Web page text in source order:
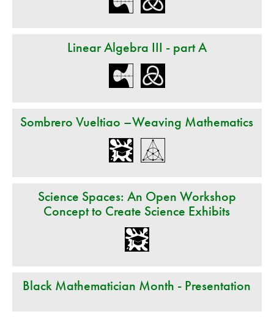
Linear Algebra III - part A
Sombrero Vueltiao –Weaving Mathematics
Science Spaces: An Open Workshop
Concept to Create Science Exhibits
Black Mathematician Month - Presentation